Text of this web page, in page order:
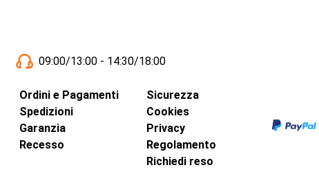
09:00/13:00 - 14:30/18:00
Ordini e Pagamenti
Spedizioni
Garanzia
Recesso
Sicurezza
Cookies
Privacy
Regolamento
Richiedi reso